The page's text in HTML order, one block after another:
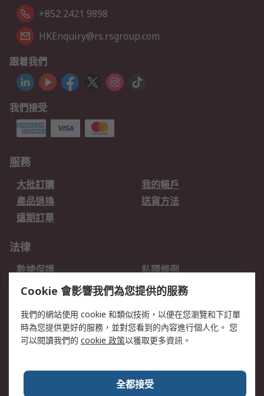
+852 2421 9898
HKEnquiry@rs.rsgroup.com
跟着我們
我們接受
服務
大批訂購
我的帳戶
產品退換
送貨方法
遠期訂單
法律
數據保護
私隱條例
網站條款
郵件安全
關於RS
全球辦事處
加入我們
關於RS
Cookie 會影響我們為您提供的服務
我們的網站使用 cookie 和類似技術，以便在您瀏覽和下訂單
時為您提供更好的服務，並對您看到的內容進行個人化。 您
可以閱讀我們的 cookie 政策以獲取更多資訊。
全都接受